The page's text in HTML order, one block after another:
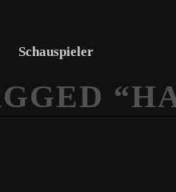
Schauspieler
“